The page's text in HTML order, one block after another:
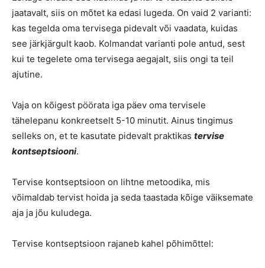
jaatavalt, siis on mõtet ka edasi lugeda. On vaid 2 varianti:
kas tegelda oma tervisega pidevalt või vaadata, kuidas
see järkjärgult kaob. Kolmandat varianti pole antud, sest
kui te tegelete oma tervisega aegajalt, siis ongi ta teil
ajutine.
Vaja on kõigest pöörata iga päev oma tervisele
tähelepanu konkreetselt 5-10 minutit. Ainus tingimus
selleks on, et te kasutate pidevalt praktikas tervise
kontseptsiooni.
Tervise kontseptsioon on lihtne metoodika, mis
võimaldab tervist hoida ja seda taastada kõige väiksemate
aja ja jõu kuludega.
Tervise kontseptsioon rajaneb kahel põhimõttel: